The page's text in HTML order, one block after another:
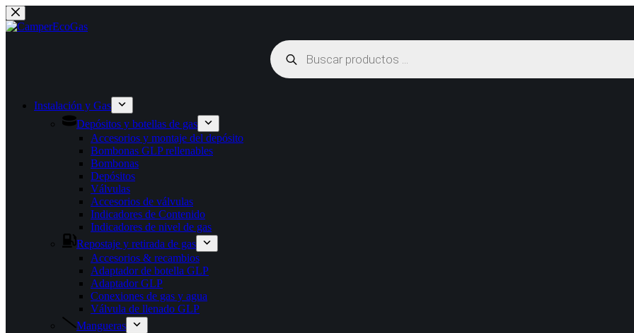
Saltar
al
contenido
Búsqueda
de
productos
Instalación y Gas
Depósitos y botellas de gas
Accesorios y montaje del depósito
Bombonas GLP rellenables
Bombonas
Depósitos
Válvulas
Accesorios de válvulas
Indicadores de Contenido
Indicadores de nivel de gas
Repostaje y retirada de gas
Accesorios & recambios
Adaptador de botella GLP
Adaptador GLP
Conexiones de gas y agua
Válvula de llenado GLP
Mangueras